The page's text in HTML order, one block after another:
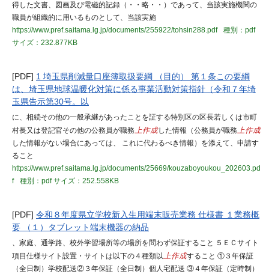
得した文書、図画及び電磁的記録（・・略・・）であって、当該実施機関の
職員が組織的に用いるものとして、当該実施
https://www.pref.saitama.lg.jp/documents/255922/tohsin288.pdf
種別：pdf
サイズ：232.877KB
[PDF] 1 埼玉県削減量口座簿取扱要綱 （目的） 第１条この要綱
は、埼玉県地球温暖化対策に係る事業活動対策指針（令和７年埼
玉県告示第30号。以
に、相続その他の一般承継があったことを証する特別区の区長若しくは市町
村長又は登記官その他の公務員が職務上作成した情報（公務員が職務上作成
した情報がない場合にあっては、 これに代わるべき情報）を添えて、申請す
ること
https://www.pref.saitama.lg.jp/documents/25669/kouzaboyoukou_202603.pd
f
種別：pdfサイズ：252.558KB
[PDF] 令和８年度県立学校新入生用端末販売業務 仕様書 １業務概
要 （１）タブレット端末機器の納品
、家庭、通学路、校外学習場所等の場所を問わず保証すること ５ＥＣサイト
項目仕様サイト設置・サイトは以下の４種類以上作成すること ①３年保証
（全日制）学校配送②３年保証（全日制）個人宅配送 ③４年保証（定時制）